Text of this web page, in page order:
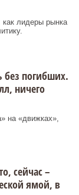
как лидеры рынка
без погибших.
ничего
на «движках»,
сейчас –
ямой, в